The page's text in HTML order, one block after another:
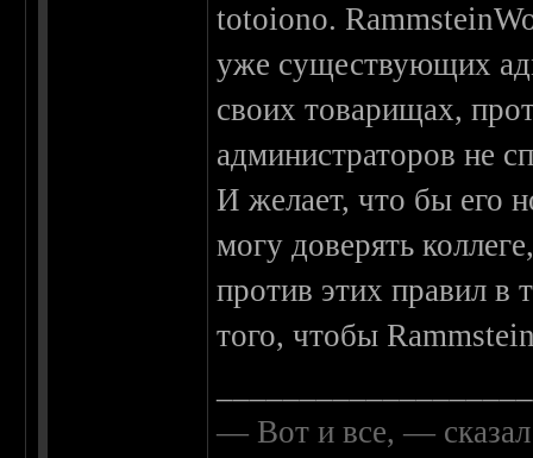
totoiono.
уже существующих
своих товарищах,
администраторов не
И желает, что бы его
могу доверять
против этих правил в
того, чтобы
— Вот и все, —